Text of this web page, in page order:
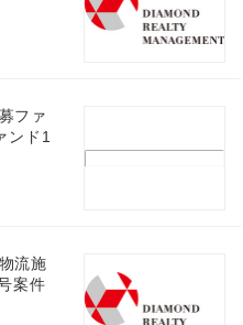
ファ
ンド1
流施
案件